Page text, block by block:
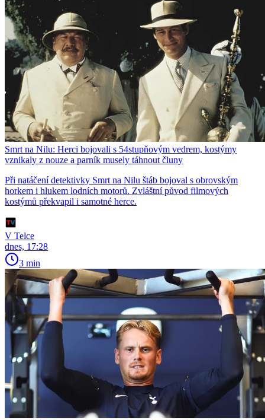
Smrt na Nilu: Herci bojovali s 54stupňovým vedrem, kostýmy
vznikaly z nouze a parník musely táhnout čluny
Při natáčení detektivky Smrt na Nilu štáb bojoval s obrovským
horkem i hlukem lodních motorů. Zvláštní původ filmových
kostýmů překvapil i samotné herce.
V Telce
dnes, 17:28
3 min